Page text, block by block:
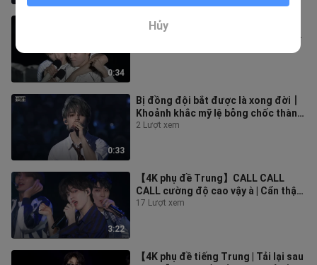
0:34
“Ngày tận thế của Tiểu Boo” — Bị
chó lớn nhào tới làm giật mình, lại bị
0:33
Bị đồng đội bắt được là xong đời丨
Khoảnh khắc mỹ lệ bỗng chốc thành
khoảnh khắc hài hước
2 Lượt xem
3:22
【4K phụ đề Trung】CALL CALL
CALL cường độ cao vậy à | Cẩn thận
đừng nhầm lẫn, phần PP mở đầu là
17 Lượt xem
【4K phụ đề tiếng Trung | Tải lại sau
Hủy